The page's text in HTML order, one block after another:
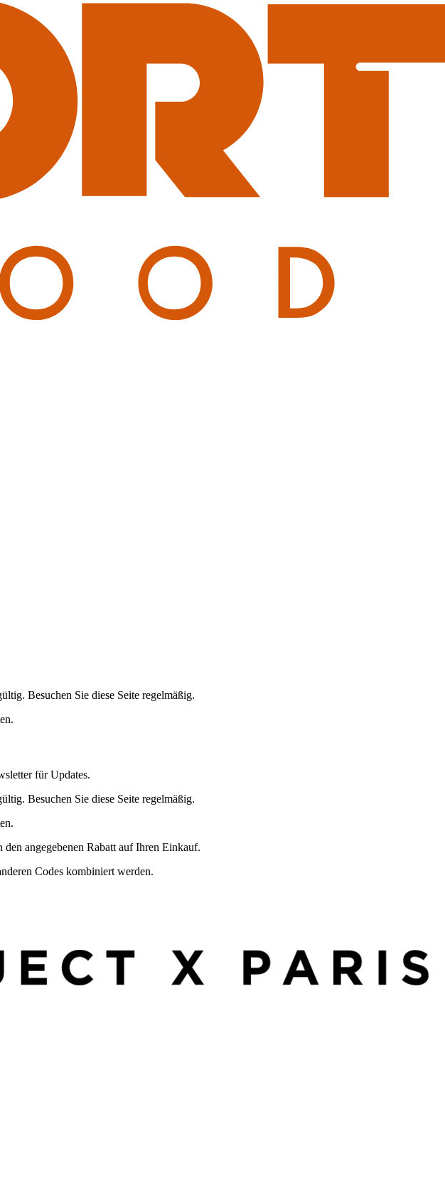
Besuchen Sie diese Seite regelmäßig.
für Updates.
Besuchen Sie diese Seite regelmäßig.
angegebenen Rabatt auf Ihren Einkauf.
Codes kombiniert werden.